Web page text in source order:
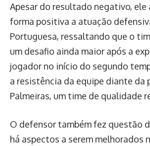
Apesar do resultado negativo, ele
forma positiva a atuação
Portuguesa, ressaltando que o
um desafio ainda maior após a
jogador no início do segundo
a resistência da equipe diante da
Palmeiras, um time de qualidade
O defensor também fez questão
há aspectos a serem melhorados